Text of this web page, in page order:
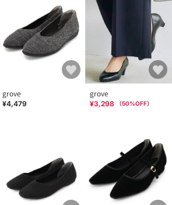
grove
¥4,479
grove
¥3,298 （50%OFF）